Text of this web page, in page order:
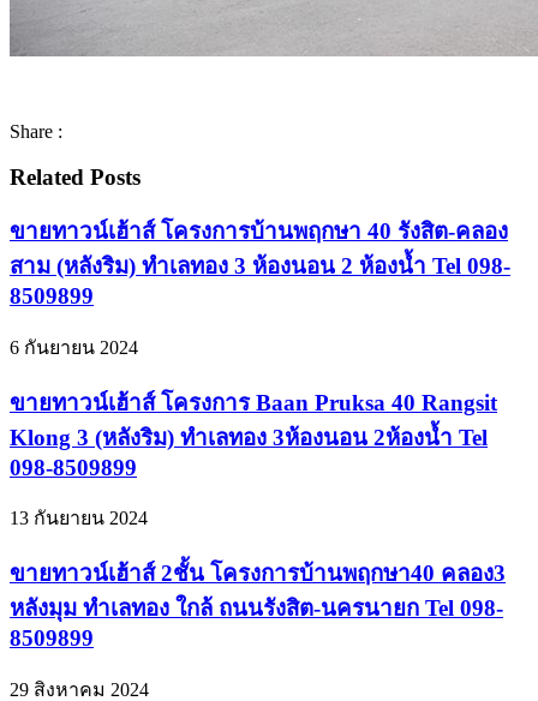
Share :
Related Posts
ขายทาวน์เฮ้าส์ โครงการบ้านพฤกษา 40 รังสิต-คลอง
สาม (หลังริม) ทำเลทอง 3 ห้องนอน 2 ห้องน้ำ Tel 098-
8509899
6 กันยายน 2024
ขายทาวน์เฮ้าส์ โครงการ Baan Pruksa 40 Rangsit
Klong 3 (หลังริม) ทำเลทอง 3ห้องนอน 2ห้องน้ำ Tel
098-8509899
13 กันยายน 2024
ขายทาวน์เฮ้าส์ 2ชั้น โครงการบ้านพฤกษา40 คลอง3
หลังมุม ทำเลทอง ใกล้ ถนนรังสิต-นครนายก Tel 098-
8509899
29 สิงหาคม 2024